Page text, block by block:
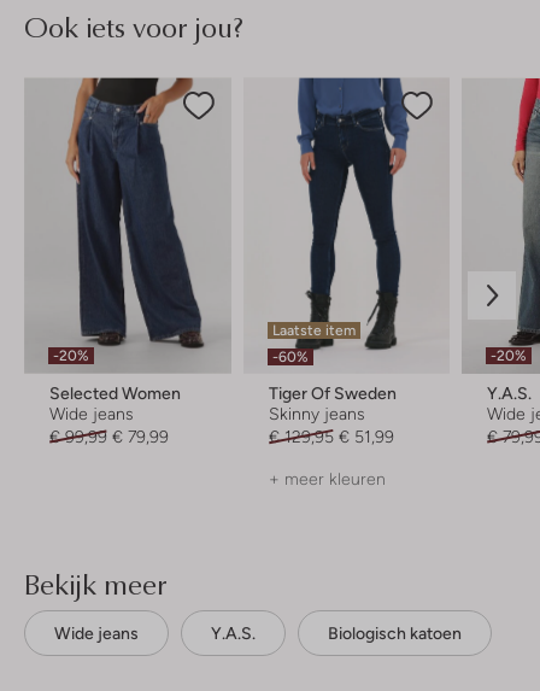
Ook iets voor jou?
-20%
Selected Women
Wide jeans
€ 99,99 € 79,99
Laatste item
-60%
Tiger Of Sweden
Skinny jeans
€ 129,95 € 51,99
+ meer kleuren
-20%
Y.a.s.
Wide
€
Bekijk meer
Wide jeans Y.a.s. Biologisch katoen